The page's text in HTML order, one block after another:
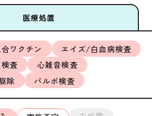
医療処置
ワクチン
エイズ/白血病検査
査
心雑音検査
除
パルボ検査